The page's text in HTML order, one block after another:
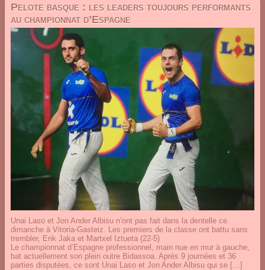
Pelote basque : les leaders toujours performants
au championnat d’Espagne
Unai Laso et Jon Ander Albisu n’ont pas fait dans la dentelle ce
dimanche à Vitoria-Gasteiz. Les premiers de la classe ont battu sans
trembler, Erik Jaka et Martxel Iztueta (22-5)
Le championnat d’Espagne professionnel, main nue en mur à gauche,
bat actuellement son plein outre Bidassoa. Après 9 journées et 36
parties disputées, ce sont Unai Laso et Jon Ander Albisu qui se […]